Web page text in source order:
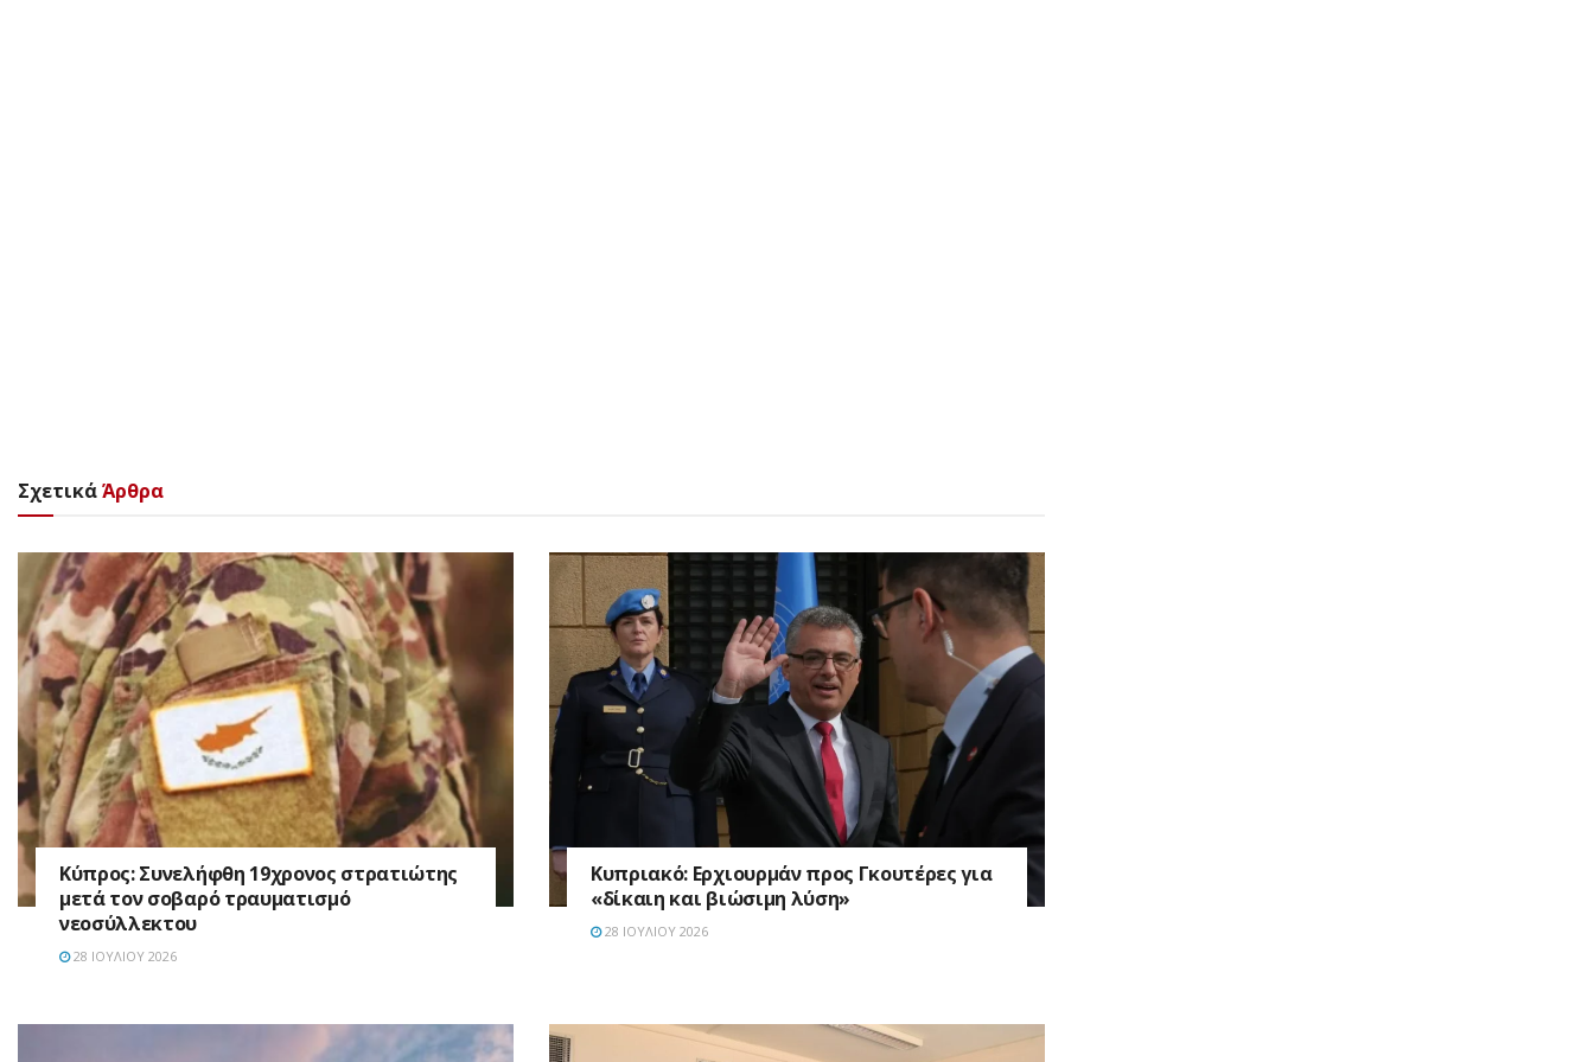
ΣχετικάΆρθρα
Κύπρος: Συνελήφθη 19χρονος στρατιώτης
μετά τον σοβαρό τραυματισμό
νεοσύλλεκτου
28 ΙΟΥΛΊΟΥ 2026
Κυπριακό: Ερχιουρμάν προς Γκουτέρες για
«δίκαιη και βιώσιμη λύση»
28 ΙΟΥΛΊΟΥ 2026